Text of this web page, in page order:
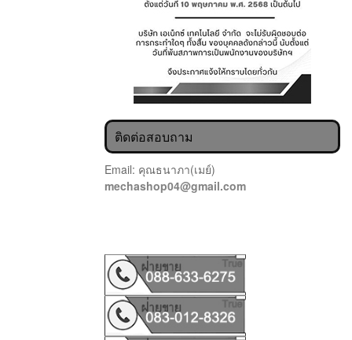
ติดต่อสอบถาม
Email: คุณธนาภา(เมย์)
mechashop04@gmail.com